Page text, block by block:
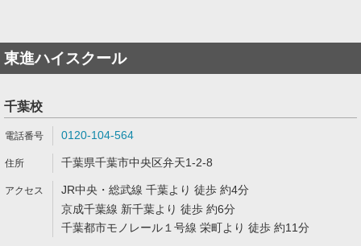
東進ハイスクール
千葉校
0120-104-564
千葉県千葉市中央区弁天1-2-8
JR中央・総武線 千葉より 徒歩 約4分
京成千葉線 新千葉より 徒歩 約6分
千葉都市モノレール１号線 栄町より 徒歩 約11分